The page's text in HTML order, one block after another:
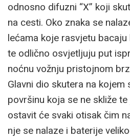
odnosno difuzni “X” koji
na cesti. Oko znaka se
lećama koje rasvjetu
te odlično osvjetljuju put
noćnu vožnju pristojnom
Glavni dio skutera na kojem
površinu koja se ne skliže
ostavit će svaki otisak čim
nje se nalaze i baterije